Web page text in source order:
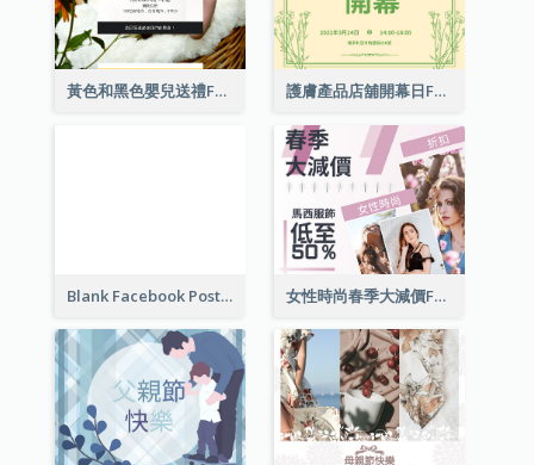
黃色和黑色嬰兒送禮Facebook帖子 護膚產品店舖開幕日Facebook帖子
Blank Facebook Post 女性時尚春季大減價Facebook帖子